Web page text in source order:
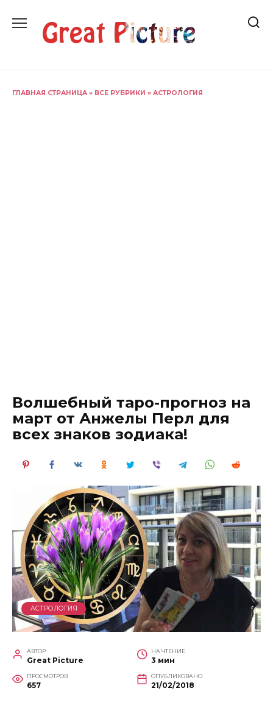
содержанию
ГЛАВНАЯ СТРАНИЦА » ВСЕ РУБРИКИ » АСТРОЛОГИЯ
Волшебный таро-прогноз на
март от Анжелы Перл для
всех знаков зодиака!
АСТРОЛОГИЯ
АВТОР
Great Picture
НА ЧТЕНИЕ
3 мин
ПРОСМОТРОВ
657
ОПУБЛИКОВАНО
21/02/2018